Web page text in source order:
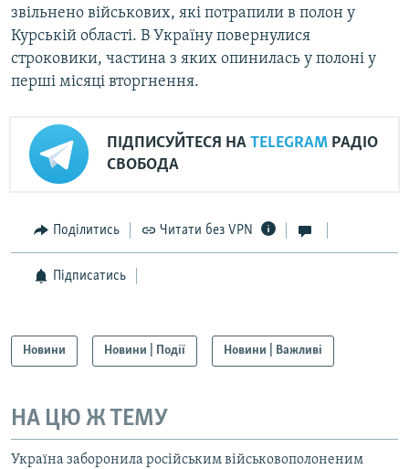
звільнено військових, які потрапили в полон у
Курській області. В Україну повернулися
строковики, частина з яких опинилась у полоні у
перші місяці вторгнення.
ПІДПИСУЙТЕСЯ НА TELEGRAM РАДІО
СВОБОДА
Поділитись Читати без VPN
Підписатись
Новини Новини | Події Новини | Важливі
НА ЦЮ Ж ТЕМУ
Україна заборонила російським військовополоненим